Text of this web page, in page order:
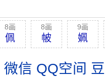
8画
佩
8画
帔
9画
姵
微信 QQ空间